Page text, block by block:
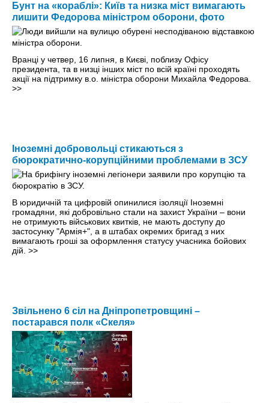
Бунт на «кораблі»: Київ та низка міст вимагають
лишити Федорова міністром оборони, фото
Вранці у четвер, 16 липня, в Києві, поблизу Офісу
президента, та в низці інших міст по всій країні проходять
акції на підтримку в.о. міністра оборони Михайла Федорова.
>>
Іноземні добровольці стикаються з
бюрократично-корупційними проблемами в ЗСУ
В юридичній та цифровій опинилися ізоляції Іноземні
громадяни, які добровільно стали на захист України – вони
не отримують військових квитків, не мають доступу до
застосунку "Армія+", а в штабах окремих бригад з них
вимагають гроші за оформлення статусу учасника бойових
дій. >>
Звільнено 6 сіл на Дніпропетровщині –
постарався полк «Скеля»